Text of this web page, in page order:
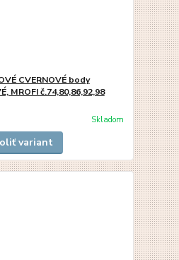
CVERNOVÉ body
MROFI č.74,80,86,92,98
Skladom
variant